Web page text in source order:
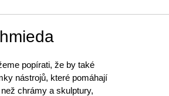
popírati, že by také
nástrojů, které pomáhají
chrámy a skulptury,